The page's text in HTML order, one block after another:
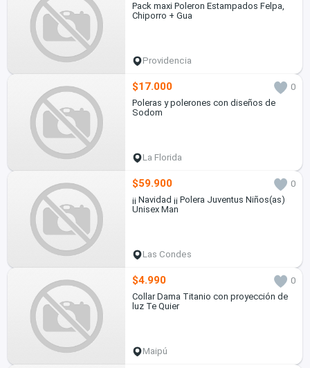
Pack maxi Poleron Estampados Felpa,
Chiporro + Gua
Providencia
$17.000
0
Poleras y polerones con diseños de
Sodom
La Florida
$59.900
0
¡¡ Navidad ¡¡ Polera Juventus Niños(as)
Unisex Man
Las Condes
$4.990
0
Collar Dama Titanio con proyección de
luz Te Quier
Maipú